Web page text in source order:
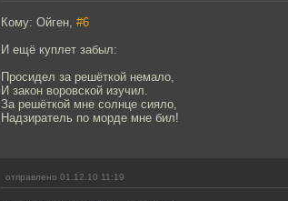
Кому: Ойген, #6
И ещё куплет забыл:
Просидел за решёткой немало,
И закон воровской изучил.
За решёткой мне солнце сияло,
Надзиратель по морде мне бил!
отправлено 01.12.10 11:19